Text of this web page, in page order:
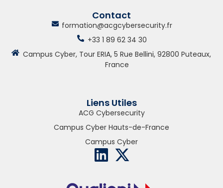
Liens Utiles
ACG Cybersecurity
Campus Cyber Hauts-de-France
Campus Cyber
Contact
formation@acgcybersecurity.fr
+33 1 89 62 34 30
Campus Cyber, Tour ERIA, 5 Rue Bellini, 92800 Puteaux,
France